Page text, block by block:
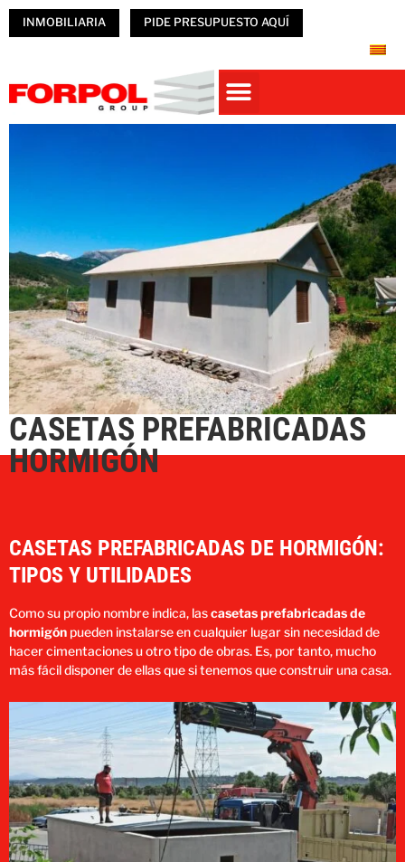
INMOBILIARIA PIDE PRESUPUESTO AQUÍ
CASETAS PREFABRICADAS
HORMIGÓN
CASETAS PREFABRICADAS DE HORMIGÓN:
TIPOS Y UTILIDADES
Como su propio nombre indica, lascasetas prefabricadas de
hormigón pueden instalarse en cualquier lugar sin necesidad de
hacer cimentaciones u otro tipo de obras. Es, por tanto, mucho
más fácil disponer de ellas que si tenemos que construir una casa.